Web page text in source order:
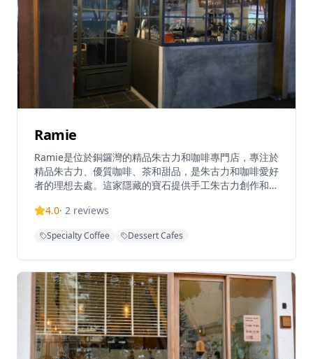
Ramie
Ramie是位於銅鑼灣的精品朱古力和咖啡專門店，專注於
精品朱古力、優質咖啡、茶和甜品，是朱古力和咖啡愛好
者的理想去處。這家隱藏的寶石提供手工朱古力創作和精
中享受片刻寧靜。無論是想要品嚐精緻的手工朱古力，還
供多種朱古力產品和特色飲品，每一款都經過精心製作，
獨自享受甜點時光，Ramie都能提供完美的體驗，是朱古
力愛好者和咖啡愛好者的完美去處。
4.0· 2 reviews
Specialty Coffee Dessert Cafes